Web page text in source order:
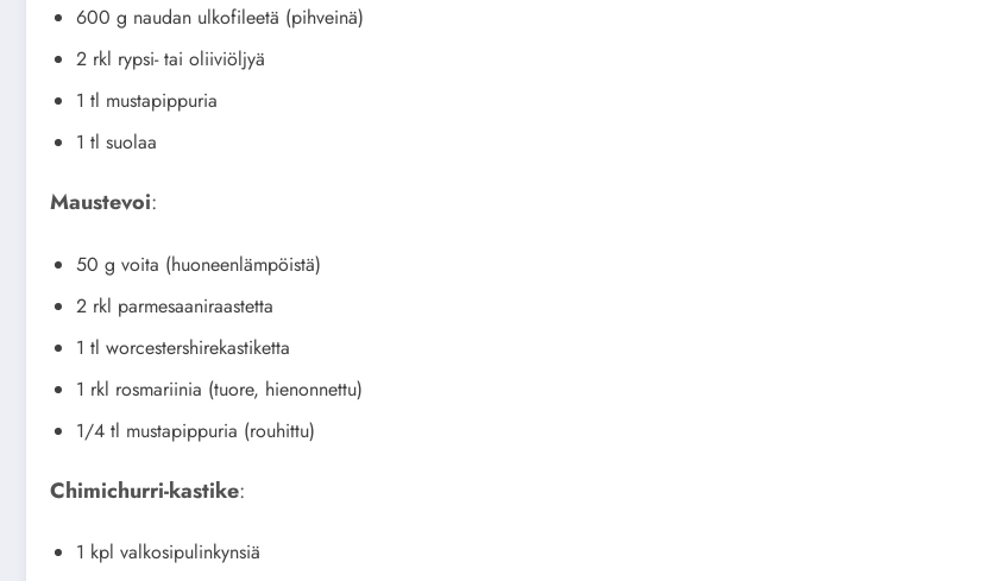
600 g naudan ulkofileetä (pihveinä)
2 rkl rypsi- tai oliiviöljyä
1 tl mustapippuria
1 tl suolaa
Maustevoi:
50 g voita (huoneenlämpöistä)
2 rkl parmesaaniraastetta
1 tl worcestershirekastiketta
1 rkl rosmariinia (tuore, hienonnettu)
1/4 tl mustapippuria (rouhittu)
Chimichurri-kastike:
1 kpl valkosipulinkynsiä